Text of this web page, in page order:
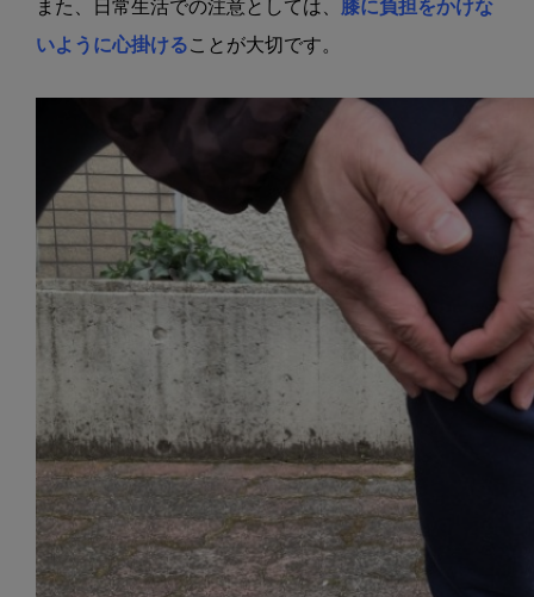
また、日常生活での注意としては、
膝に負担をかけな
いように心掛けることが大切です。